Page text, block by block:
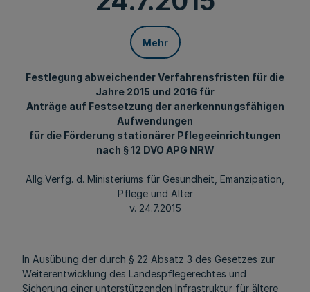
Mehr
Festlegung abweichender Verfahrensfristen für die
Jahre 2015 und 2016 für
Anträge auf Festsetzung der anerkennungsfähigen
Aufwendungen
für die Förderung stationärer Pflegeeinrichtungen
nach § 12 DVO APG NRW
Allg.Verfg. d. Ministeriums für Gesundheit, Emanzipation,
Pflege und Alter
v. 24.7.2015
In Ausübung der durch § 22 Absatz 3 des Gesetzes zur
Weiterentwicklung des Landespflegerechtes und
Sicherung einer unterstützenden Infrastruktur für ältere